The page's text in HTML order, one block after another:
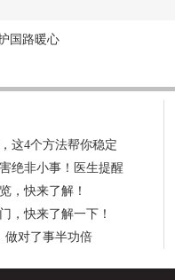
国路暖心
这4个方法帮你稳定
绝非小事！医生提醒
，快来了解！
，快来了解一下！
做对了事半功倍